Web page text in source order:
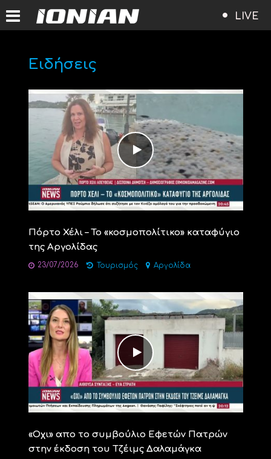
LIVE
Ειδήσεις
Πόρτο Χέλι – Το «κοσμοπολίτικο» καταφύγιο
της Αργολίδας
23/07/2026 Τουρισμός Αργολίδα
«Οχι» απο το συμβούλιο Εφετών Πατρών
στην έκδοση του Τζέιμς Δαλαμάγκα